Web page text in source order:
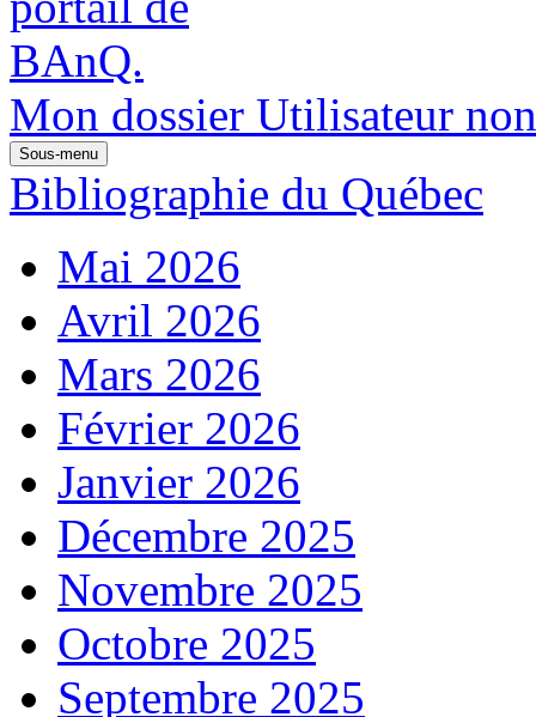
Mon dossier Utilisateur
Sous-menu
Bibliographie du Québec
Mai 2026
Avril 2026
Mars 2026
Février 2026
Janvier 2026
Décembre 2025
Novembre 2025
Octobre 2025
Septembre 2025